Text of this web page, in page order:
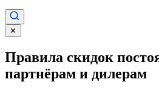
✕
Правила скидок
партнёрам и дилерам